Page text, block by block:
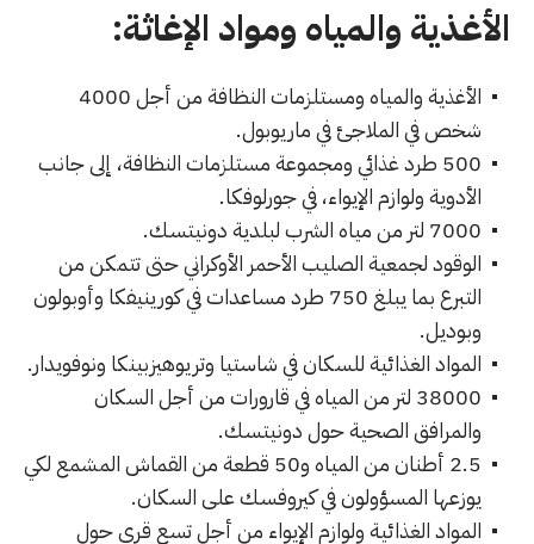
الأغذية والمياه ومواد الإغاثة:
الأغذية والمياه ومستلزمات النظافة من أجل 4000
شخص في الملاجئ في ماريوبول.
500 طرد غذائي ومجموعة مستلزمات النظافة، إلى جانب
الأدوية ولوازم الإيواء، في جورلوفكا.
7000 لتر من مياه الشرب لبلدية دونيتسك.
الوقود لجمعية الصليب الأحمر الأوكراني حتى تتمكن من
التبرع بما يبلغ 750 طرد مساعدات في كورينيفكا وأوبولون
وبوديل.
المواد الغذائية للسكان في شاستيا وتريوهيزبينكا ونوفويدار.
38000 لتر من المياه في قارورات من أجل السكان
والمرافق الصحية حول دونيتسك.
2.5 أطنان من المياه و50 قطعة من القماش المشمع لكي
يوزعها المسؤولون في كيروفسك على السكان.
المواد الغذائية ولوازم الإيواء من أجل تسع قرى حول